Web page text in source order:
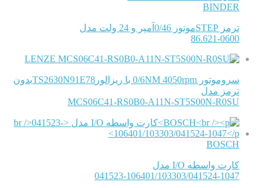
BINDER
ترمز STEPموتور 0/46آمپر و 24 ولت مدل
86.621-0600
LENZE
سروموتور 0/6NM 4050rpm با ریزالورTS2630N91E78بدون
ترمز مدل
MCS06C41-RS0B0-A11N-ST5S00N-R0SU
BOSCH
کارت واسطه I/O مدل
041523-106401/103303/041524-1047